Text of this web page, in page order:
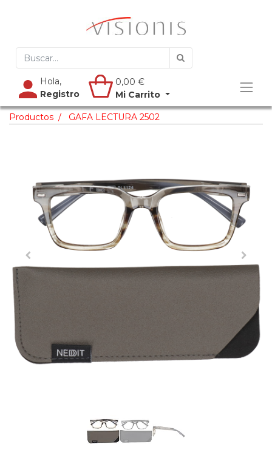
Hola,
Registro
0,00 €
Mi Carrito
Productos GAFA LECTURA 2502